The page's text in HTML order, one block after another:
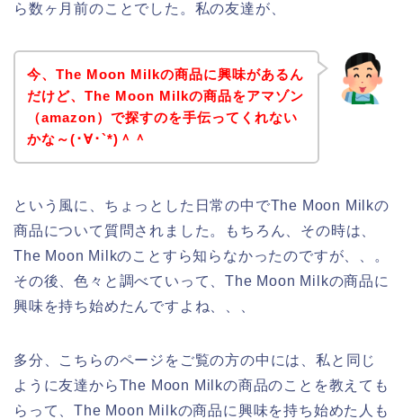
ら数ヶ月前のことでした。私の友達が、
今、The Moon Milkの商品に興味があるん
だけど、The Moon Milkの商品をアマゾン
（amazon）で探すのを手伝ってくれない
かな～(･∀･`*)＾＾
という風に、ちょっとした日常の中でThe Moon Milkの
商品について質問されました。もちろん、その時は、
The Moon Milkのことすら知らなかったのですが、、。
その後、色々と調べていって、The Moon Milkの商品に
興味を持ち始めたんですよね、、、
多分、こちらのページをご覧の方の中には、私と同じ
ように友達からThe Moon Milkの商品のことを教えても
らって、The Moon Milkの商品に興味を持ち始めた人も